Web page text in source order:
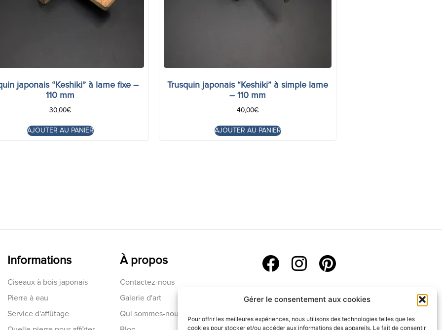
Gérer le consentement aux cookies
Pour offrir les meilleures expériences, nous utilisons des technologies telles que les
cookies pour stocker et/ou accéder aux informations des appareils. Le fait de consentir
japonais “Keshiki” à lame fixe –
110 mm
30,00€
AJOUTER AU PANIER
Trusquin japonais “Keshiki” à simple lame
– 110 mm
40,00€
AJOUTER AU PANIER
Informations
Ciseaux à bois japonais
Pierre à eau
Service d'affûtage
À propos
Contactez-nous
Galerie d'art
Qui sommes-nous